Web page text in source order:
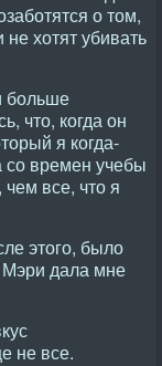
о том,
хотят убивать
больше
что, когда он
я когда-
со времен учебы
все, что я
этого, было
Мэри дала мне
не все.